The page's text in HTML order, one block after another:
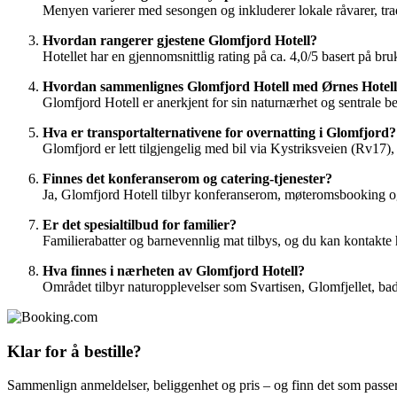
Menyen varierer med sesongen og inkluderer lokale råvarer,
Hvordan rangerer gjestene Glomfjord Hotell?
Hotellet har en gjennomsnittlig rating på ca. 4,0/5 basert på
Hvordan sammenlignes Glomfjord Hotell med Ørnes
Glomfjord Hotell er anerkjent for sin naturnærhet og sentrale
Hva er transportalternativene for overnatting i Glomfjord?
Glomfjord er lett tilgjengelig med bil via Kystriksveien
Finnes det konferanserom og catering-tjenester?
Ja, Glomfjord Hotell tilbyr konferanserom, møteromsbooking
Er det spesialtilbud for familier?
Familierabatter og barnevennlig mat tilbys, og du kan
Hva finnes i nærheten av Glomfjord Hotell?
Området tilbyr naturopplevelser som Svartisen, Glomfjellet,
Klar for å bestille?
Sammenlign anmeldelser, beliggenhet og pris – og finn det som